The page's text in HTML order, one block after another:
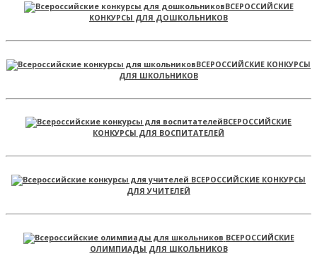
ВСЕРОССИЙСКИЕ
КОНКУРСЫ ДЛЯ ДОШКОЛЬНИКОВ
ВСЕРОССИЙСКИЕ КОНКУРСЫ
ДЛЯ ШКОЛЬНИКОВ
ВСЕРОССИЙСКИЕ
КОНКУРСЫ ДЛЯ ВОСПИТАТЕЛЕЙ
ВСЕРОССИЙСКИЕ КОНКУРСЫ
ДЛЯ УЧИТЕЛЕЙ
ВСЕРОССИЙСКИЕ
ОЛИМПИАДЫ ДЛЯ ШКОЛЬНИКОВ